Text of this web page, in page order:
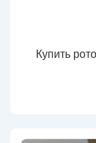
Купить